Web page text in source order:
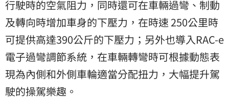
行駛時的空氣阻力，同時還可在車輛過彎、制動
及轉向時增加車身的下壓力，在時速 250公里時
可提供高達390公斤的下壓力；另外也導入RAC-e
電子過彎調節系統，在車輛轉彎時可根據動態表
現為內側和外側車輪適當分配扭力，大幅提升駕
駛的操駕樂趣。